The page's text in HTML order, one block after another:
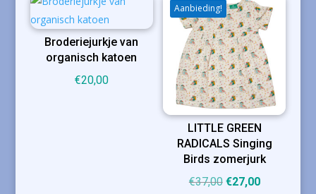
Broderiejurkje van
organisch katoen
€20,00
Aanbieding!
LITTLE GREEN
RADICALS Singing
Birds zomerjurk
€37,00 Oorspronkelijke
€27,00Huidige